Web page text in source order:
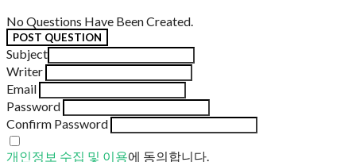
No Questions Have Been Created.
POST QUESTION
Subject
Writer
Email
Password
Confirm Password
개인정보 수집 및 이용에 동의합니다.